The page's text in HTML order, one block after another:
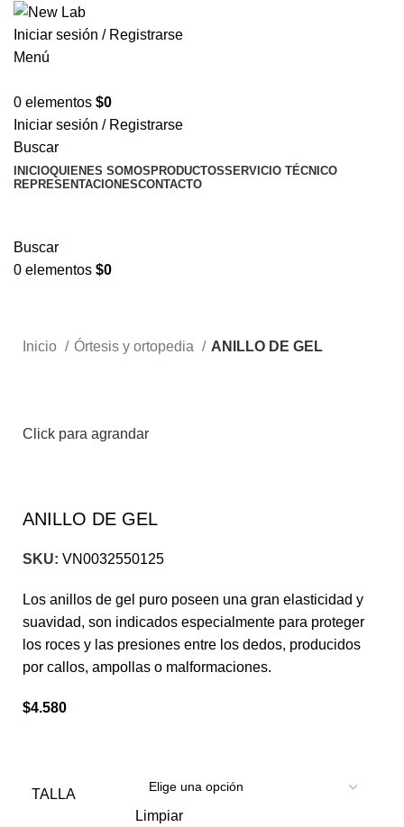
Iniciar sesión / Registrarse
Menú
0 elementos $0
Iniciar sesión / Registrarse
Buscar
INICIOQUIENES SOMOS PRODUCTOSSERVICIO TÉCNICO
REPRESENTACIONESCONTACTO
Buscar
0 elementos $0
Inicio Órtesis y ortopedia ANILLO DE GEL
Click para agrandar
ANILLO DE GEL
SKU: VN0032550125
Los anillos de gel puro poseen una gran elasticidad y
suavidad, son indicados especialmente para proteger
los roces y las presiones entre los dedos, producidos
por callos, ampollas o malformaciones.
$4.580
TALLA
Limpiar